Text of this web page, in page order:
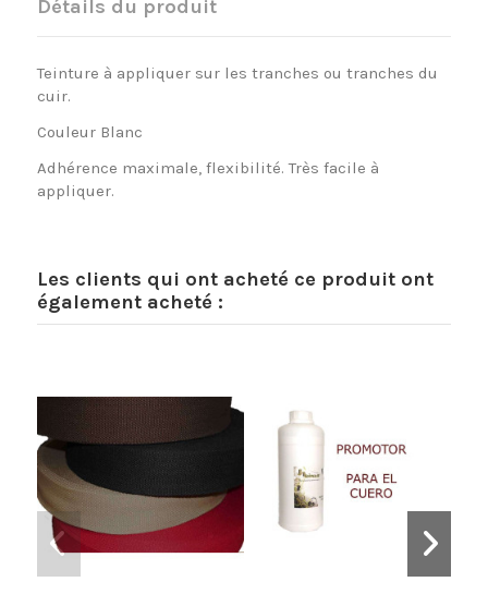
Détails du produit
Teinture à appliquer sur les tranches ou tranches du
cuir.
Couleur Blanc
Adhérence maximale, flexibilité. Très facile à
appliquer.
Les clients qui ont acheté ce produit ont
également acheté :